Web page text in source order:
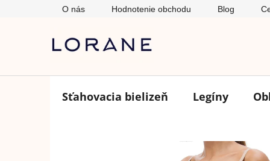
O nás Hodnotenie obchodu Blog
Sťahovacia bielizeň Legíny